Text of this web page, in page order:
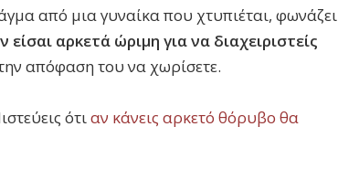
από μια γυναίκα που χτυπιέται, φωνάζει
είσαι αρκετά ώριμη για να διαχειριστείς
απόφαση του να χωρίσετε.
ότιαν κάνεις αρκετό θόρυβο θα